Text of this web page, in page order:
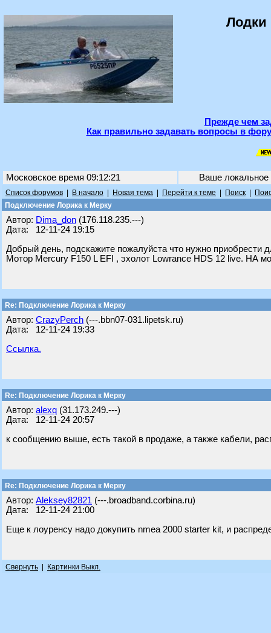
Лодки
Прежде чем
Как правильно задавать вопросы в
Московское время 09:12:21 Ваше
Список форумов В начало Новая тема Перейти к теме Поиск
Подключение Лорика к Мерку
Автор: Dima_don (176.118.235.---)
Дата: 12-11-24 19:15
Добрый день, подскажите пожалуйста что нужно
Мотор Mercury F150 L EFI , эхолот Lowrance HDS 12 live. НА
Re: Подключение Лорика к Мерку
Автор: CrazyPerch (---.bbn07-031.lipetsk.ru)
Дата: 12-11-24 19:33
Ссылка.
Re: Подключение Лорика к Мерку
Автор: alexq (31.173.249.---)
Дата: 12-11-24 20:57
к сообщению выше, есть такой в продаже, а также кабели,
Re: Подключение Лорика к Мерку
Автор: Aleksey82821 (---.broadband.corbina.ru)
Дата: 12-11-24 21:00
Еще к лоуренсу надо докупить nmea 2000 starter kit, и
Свернуть Картинки Выкл.